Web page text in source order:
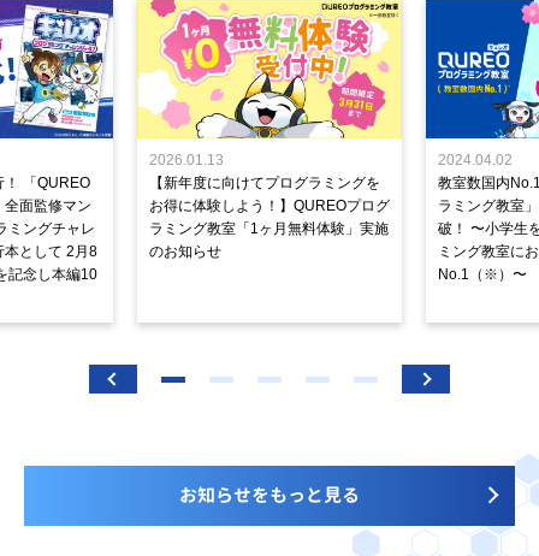
！ 「QUREO
面監修マン
ミングチャレ
本として 2月8
記念し本編10
2026.01.13
【新年度に向けてプログラミングを
お得に体験しよう！】QUREOプログ
ラミング教室「1ヶ月無料体験」実施
のお知らせ
2024.04.02
教室数国内
ラミング教室
破！ 〜小学生
ミング教室に
No.1（※）〜
お知らせをもっと見る